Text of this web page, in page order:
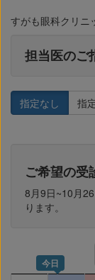
すがも眼科クリ
担当医のご
指定なし 指
ご希望の受
8月9日~10月
ります。
今日